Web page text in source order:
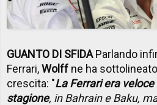
GUANTO DI SFIDAParlando
Ferrari,Wolff ne ha
crescita: "La Ferrari era
stagione, in Bahrain e Baku,